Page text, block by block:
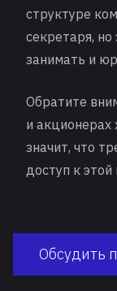
структуре
секретаря,
занимать и
Обратите
и акционерах
значит, что
доступ к
Обсудить